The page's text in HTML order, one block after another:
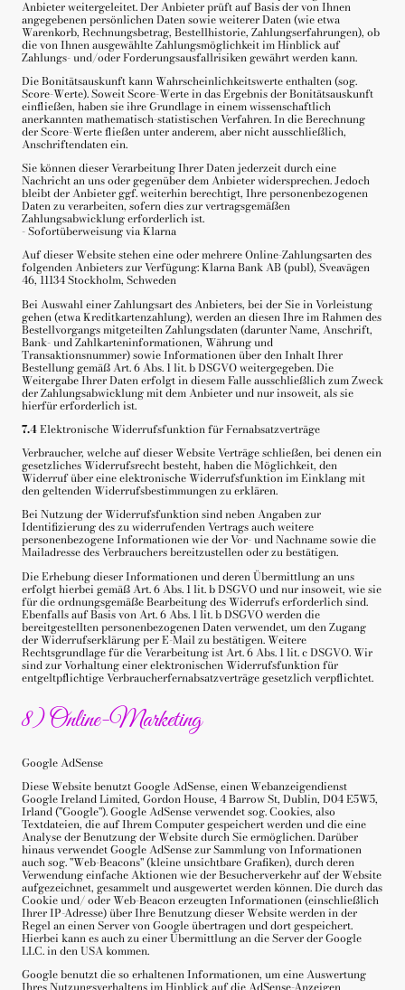
Anbieter weitergeleitet. Der Anbieter prüft auf Basis der von Ihnen
angegebenen persönlichen Daten sowie weiterer Daten (wie etwa
Warenkorb, Rechnungsbetrag, Bestellhistorie, Zahlungserfahrungen), ob
die von Ihnen ausgewählte Zahlungsmöglichkeit im Hinblick auf
Zahlungs- und/oder Forderungsausfallrisiken gewährt werden kann.
Die Bonitätsauskunft kann Wahrscheinlichkeitswerte enthalten (sog.
Score-Werte). Soweit Score-Werte in das Ergebnis der Bonitätsauskunft
einfließen, haben sie ihre Grundlage in einem wissenschaftlich
anerkannten mathematisch-statistischen Verfahren. In die Berechnung
der Score-Werte fließen unter anderem, aber nicht ausschließlich,
Anschriftendaten ein.
Sie können dieser Verarbeitung Ihrer Daten jederzeit durch eine
Nachricht an uns oder gegenüber dem Anbieter widersprechen. Jedoch
bleibt der Anbieter ggf. weiterhin berechtigt, Ihre personenbezogenen
Daten zu verarbeiten, sofern dies zur vertragsgemäßen
Zahlungsabwicklung erforderlich ist.
- Sofortüberweisung via Klarna
Auf dieser Website stehen eine oder mehrere Online-Zahlungsarten des
folgenden Anbieters zur Verfügung: Klarna Bank AB (publ), Sveavägen
46, 11134 Stockholm, Schweden
Bei Auswahl einer Zahlungsart des Anbieters, bei der Sie in Vorleistung
gehen (etwa Kreditkartenzahlung), werden an diesen Ihre im Rahmen des
Bestellvorgangs mitgeteilten Zahlungsdaten (darunter Name, Anschrift,
Bank- und Zahlkarteninformationen, Währung und
Transaktionsnummer) sowie Informationen über den Inhalt Ihrer
Bestellung gemäß Art. 6 Abs. 1 lit. b DSGVO weitergegeben. Die
Weitergabe Ihrer Daten erfolgt in diesem Falle ausschließlich zum Zweck
der Zahlungsabwicklung mit dem Anbieter und nur insoweit, als sie
hierfür erforderlich ist.
7.4Elektronische Widerrufsfunktion für Fernabsatzverträge
Verbraucher, welche auf dieser Website Verträge schließen, bei denen ein
gesetzliches Widerrufsrecht besteht, haben die Möglichkeit, den
Widerruf über eine elektronische Widerrufsfunktion im Einklang mit
den geltenden Widerrufsbestimmungen zu erklären.
Bei Nutzung der Widerrufsfunktion sind neben Angaben zur
Identifizierung des zu widerrufenden Vertrags auch weitere
personenbezogene Informationen wie der Vor- und Nachname sowie die
Mailadresse des Verbrauchers bereitzustellen oder zu bestätigen.
Die Erhebung dieser Informationen und deren Übermittlung an uns
erfolgt hierbei gemäß Art. 6 Abs. 1 lit. b DSGVO und nur insoweit, wie sie
für die ordnungsgemäße Bearbeitung des Widerrufs erforderlich sind.
Ebenfalls auf Basis von Art. 6 Abs. 1 lit. b DSGVO werden die
bereitgestellten personenbezogenen Daten verwendet, um den Zugang
der Widerrufserklärung per E-Mail zu bestätigen. Weitere
Rechtsgrundlage für die Verarbeitung ist Art. 6 Abs. 1 lit. c DSGVO. Wir
sind zur Vorhaltung einer elektronischen Widerrufsfunktion für
entgeltpflichtige Verbraucherfernabsatzverträge gesetzlich verpflichtet.
8) Online-Marketing
Google AdSense
Diese Website benutzt Google AdSense, einen Webanzeigendienst
Google Ireland Limited, Gordon House, 4 Barrow St, Dublin, D04 E5W5,
Irland ("Google"). Google AdSense verwendet sog. Cookies, also
Textdateien, die auf Ihrem Computer gespeichert werden und die eine
Analyse der Benutzung der Website durch Sie ermöglichen. Darüber
hinaus verwendet Google AdSense zur Sammlung von Informationen
auch sog. "Web-Beacons" (kleine unsichtbare Grafiken), durch deren
Verwendung einfache Aktionen wie der Besucherverkehr auf der Website
aufgezeichnet, gesammelt und ausgewertet werden können. Die durch das
Cookie und/ oder Web-Beacon erzeugten Informationen (einschließlich
Ihrer IP-Adresse) über Ihre Benutzung dieser Website werden in der
Regel an einen Server von Google übertragen und dort gespeichert.
Hierbei kann es auch zu einer Übermittlung an die Server der Google
LLC. in den USA kommen.
Google benutzt die so erhaltenen Informationen, um eine Auswertung